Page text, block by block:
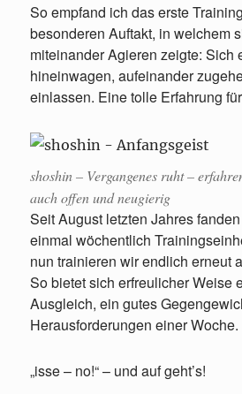
So empfand ich das erste
besonderen Auftakt, in welchem
miteinander Agieren zeigte: Sich
hineinwagen, aufeinander
einlassen. Eine tolle Erfahrung
shoshin– Vergangenes ruht –
auch offen und neugierig
Seit August letzten Jahres
einmal wöchentlich
nun trainieren wir endlich erneut
So bietet sich erfreulicher Weise
Ausgleich, ein gutes
Herausforderungen einer Woche.
„isse – no!“ – und auf geht’s!